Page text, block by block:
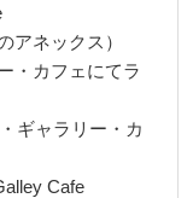
アネックス）
・カフェにてラ
ギャラリー・カ
Cafe